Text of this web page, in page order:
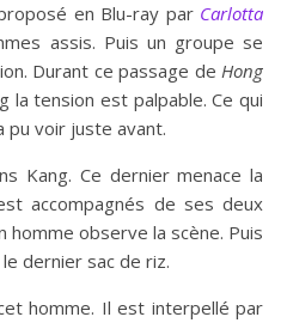
en Blu-ray par Carlotta
assis. Puis un groupe se
Durant ce passage de Hong
la tension est palpable. Ce qui
pu voir juste avant.
Kang. Ce dernier menace la
accompagnés de ses deux
homme observe la scène. Puis
dernier sac de riz.
homme. Il est interpellé par